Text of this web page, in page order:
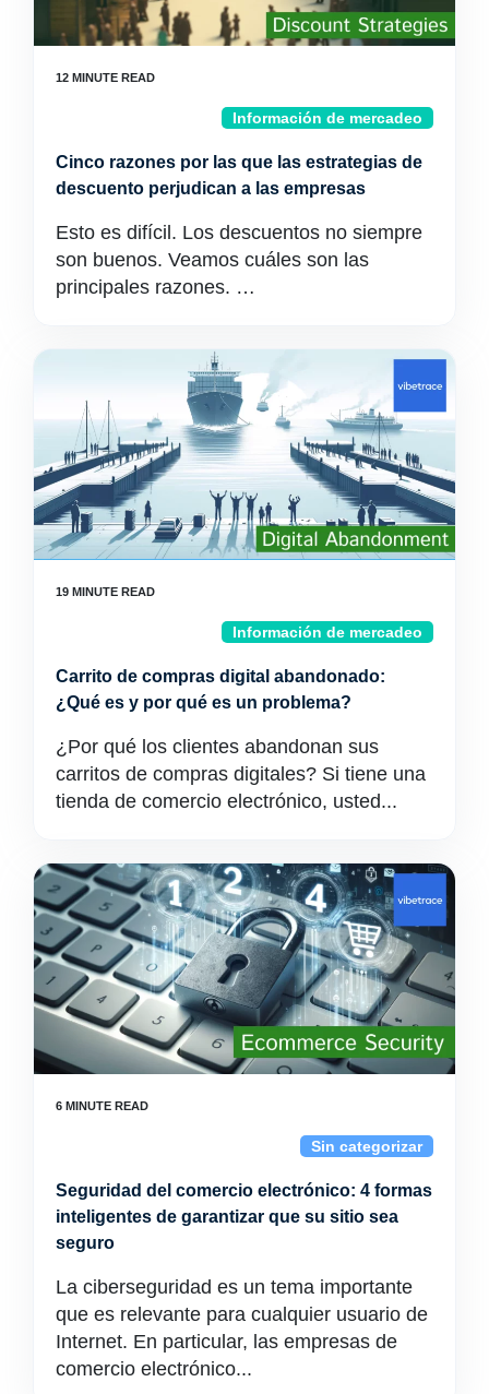
Información de mercadeo
Cinco razones por las que las estrategias de
descuento perjudican a las empresas
Esto es difícil. Los descuentos no siempre
son buenos. Veamos cuáles son las
principales razones. …
Información de mercadeo
Carrito de compras digital abandonado:
¿Qué es y por qué es un problema?
¿Por qué los clientes abandonan sus
carritos de compras digitales? Si tiene una
tienda de comercio electrónico, usted...
Sin categorizar
Seguridad del comercio electrónico: 4 formas
inteligentes de garantizar que su sitio sea
seguro
La ciberseguridad es un tema importante
que es relevante para cualquier usuario de
Internet. En particular, las empresas de
comercio electrónico...